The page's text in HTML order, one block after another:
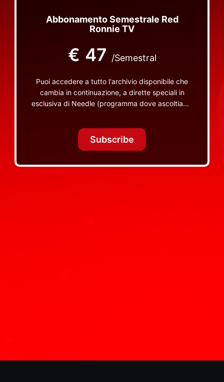
Abbonamento Semestrale Red
Ronnie TV
€ 47 /Semestral
Puoi accedere a tutto l'archivio disponibile che
cambia in continuazione, a dirette speciali in
esclusiva di Needle (programma dove ascoltiamo
TV non visibili da nessuna altra parte
Subscribe